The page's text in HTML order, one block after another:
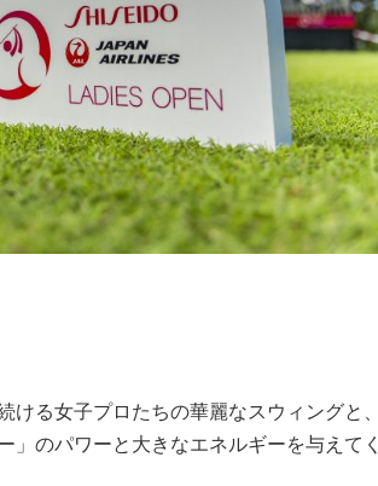
ける女子プロたちの華麗なスウィングと
」のパワーと大きなエネルギーを与えて